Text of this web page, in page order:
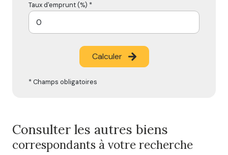
Taux d'emprunt (%) *
Calculer
* Champs obligatoires
Consulter les autres biens
correspondants à votre recherche